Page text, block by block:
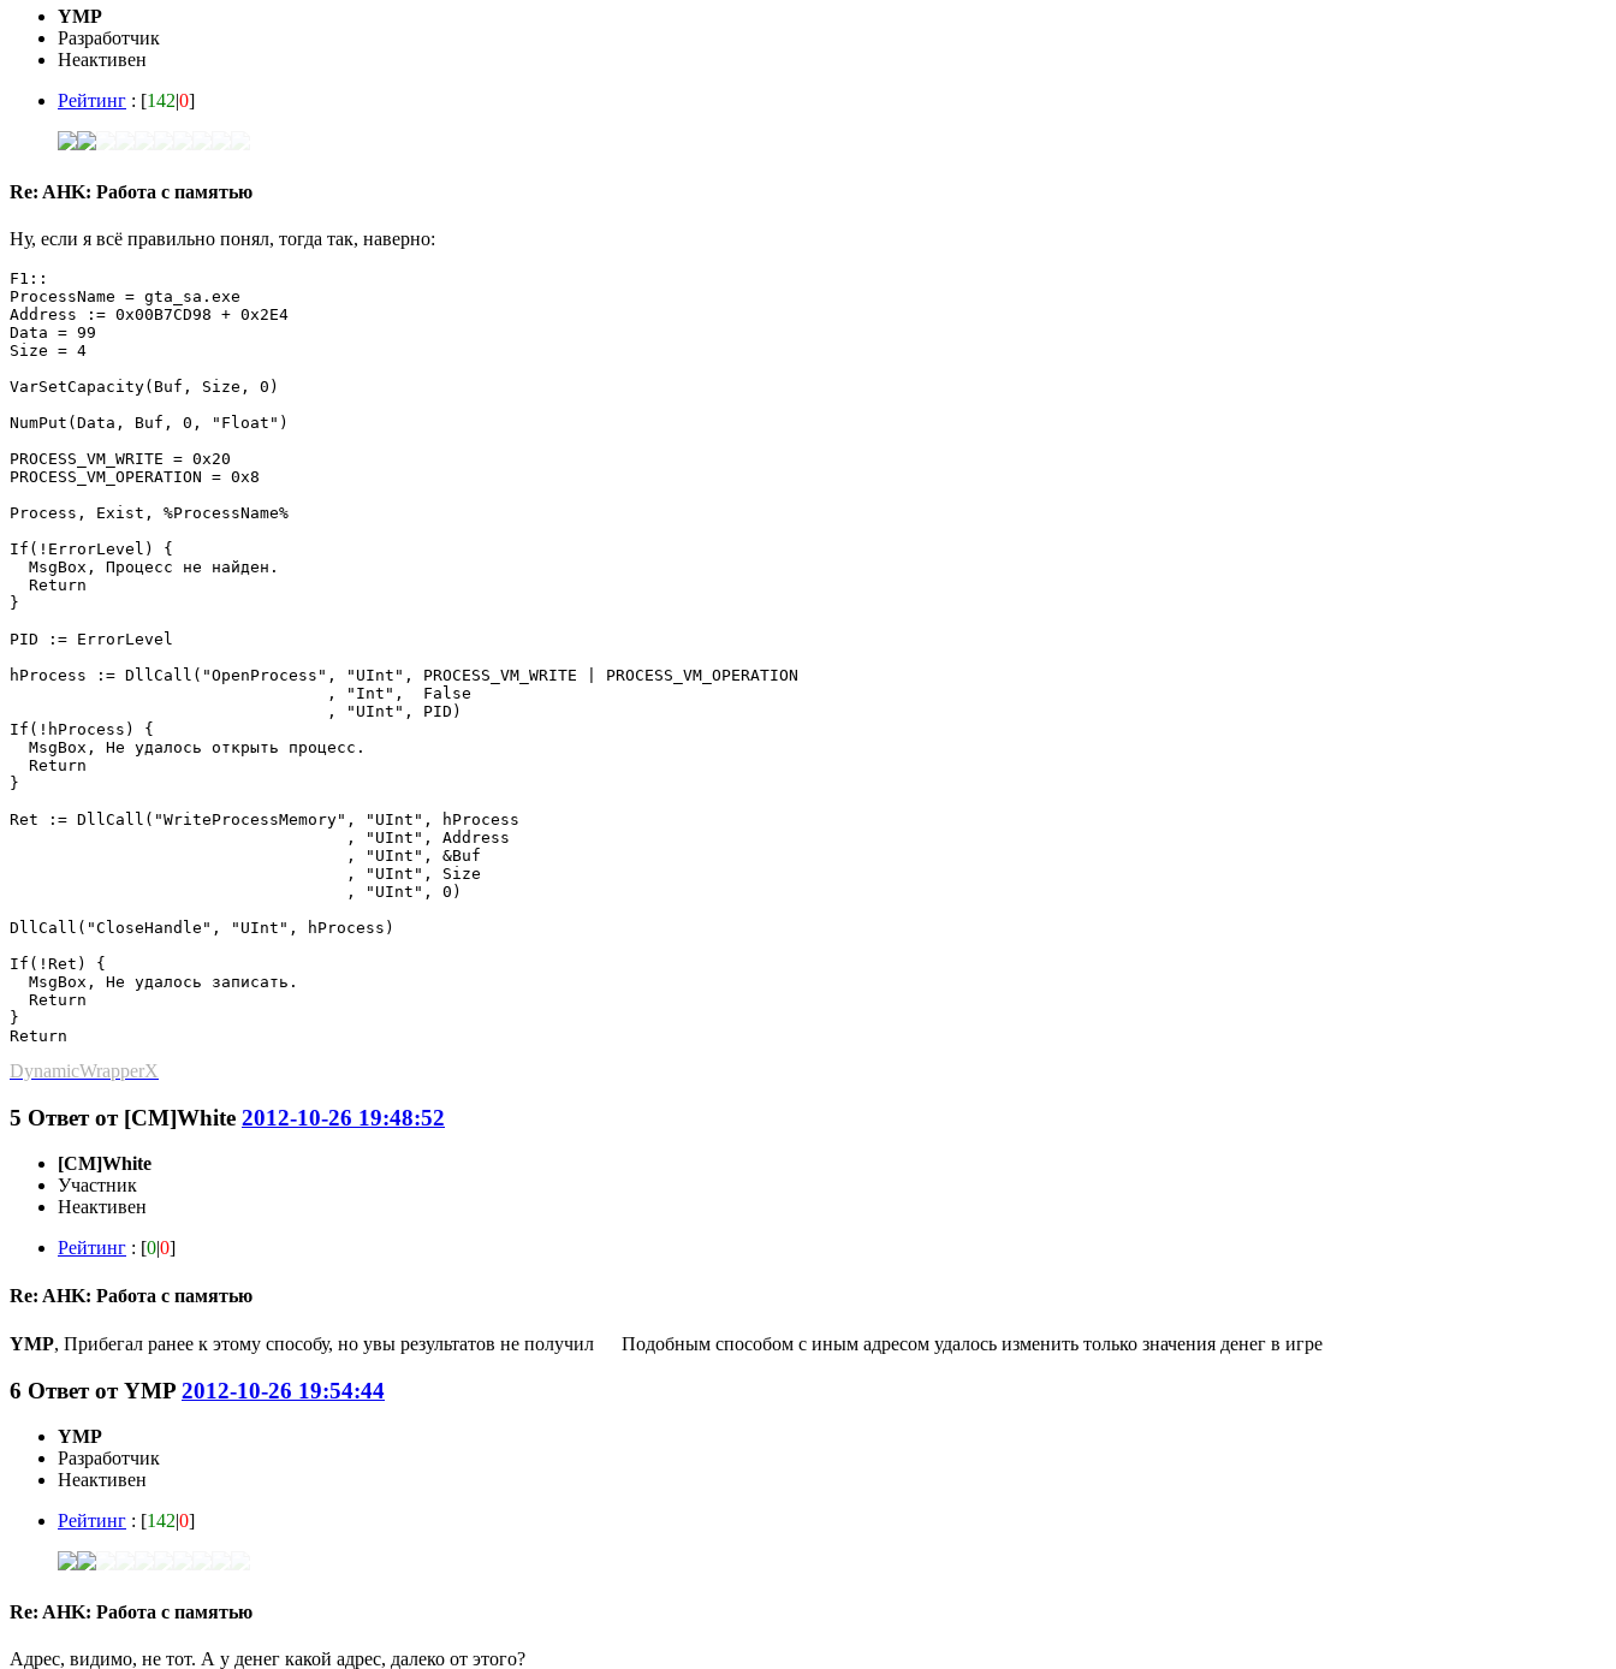
YMP
Разработчик
Неактивен
Рейтинг : [142|0]
Re: AHK: Работа с памятью
Ну, если я всё правильно понял, тогда так, наверно:
F1::
ProcessName = gta_sa.exe
Address := 0x00B7CD98 + 0x2E4
Data = 99
Size = 4
VarSetCapacity(Buf, Size, 0)
NumPut(Data, Buf, 0, "Float")
PROCESS_VM_WRITE = 0x20
PROCESS_VM_OPERATION = 0x8
Process, Exist, %ProcessName%
If(!ErrorLevel) {
  MsgBox, Процесс не найден.
  Return
}
PID := ErrorLevel
hProcess := DllCall("OpenProcess", "UInt", PROCESS_VM_WRITE | PROCESS_VM_OPERATION
                                 , "Int",  False
                                 , "UInt", PID)
If(!hProcess) {
  MsgBox, Не удалось открыть процесс.
  Return
}
Ret := DllCall("WriteProcessMemory", "UInt", hProcess
                                   , "UInt", Address
                                   , "UInt", &Buf
                                   , "UInt", Size
                                   , "UInt", 0)
DllCall("CloseHandle", "UInt", hProcess)
If(!Ret) {
  MsgBox, Не удалось записать.
  Return
}
Return
DynamicWrapperX
5 Ответ от [CM]White 2012-10-26 19:48:52
[CM]White
Участник
Неактивен
Рейтинг : [0|0]
Re: AHK: Работа с памятью
YMP, Прибегал ранее к этому способу, но увы результатов не получил Подобным способом с иным адресом удалось изменить только значения денег в игре
6 Ответ отYMP 2012-10-26 19:54:44
YMP
Разработчик
Неактивен
Рейтинг : [142|0]
Re: AHK: Работа с памятью
Адрес, видимо, не тот. А у денег какой адрес, далеко от этого?